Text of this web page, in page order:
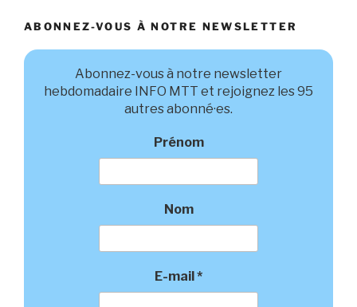
ABONNEZ-VOUS À NOTRE NEWSLETTER
Abonnez-vous à notre newsletter
hebdomadaire INFO MTT et rejoignez les 95
autres abonné·es.
Prénom
Nom
E-mail*